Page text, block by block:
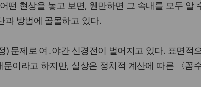
떤 현상을 놓고 보면, 웬만하면 그 속내를 모두 알
과 방법에 골몰하고 있다.
) 문제로 여․야간 신경전이 벌어지고 있다. 표면적
문이라고 하지만, 실상은 정치적 계산에 따른 〈꼼